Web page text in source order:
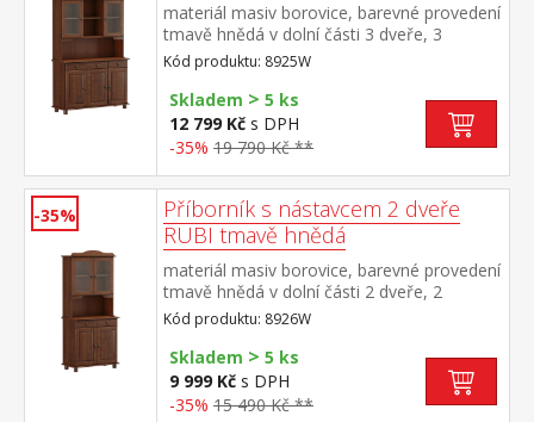
materiál masiv borovice, barevné provedení
tmavě hnědá v dolní části 3 dveře, 3
zásuvky s kovovými pojezdy v horní části
dvoje prosklené dveře
Kód produktu: 8925W
Skladem > 5 ks
12 799 Kč s DPH
-35% 19 790 Kč **
-35%
Příborník s nástavcem 2 dveře
RUBI tmavě hnědá
materiál masiv borovice, barevné provedení
tmavě hnědá v dolní části 2 dveře, 2
zásuvky s kovovými pojezdy v horní části
dvoje prosklené dveře
Kód produktu: 8926W
Skladem > 5 ks
9 999 Kč s DPH
-35% 15 490 Kč **